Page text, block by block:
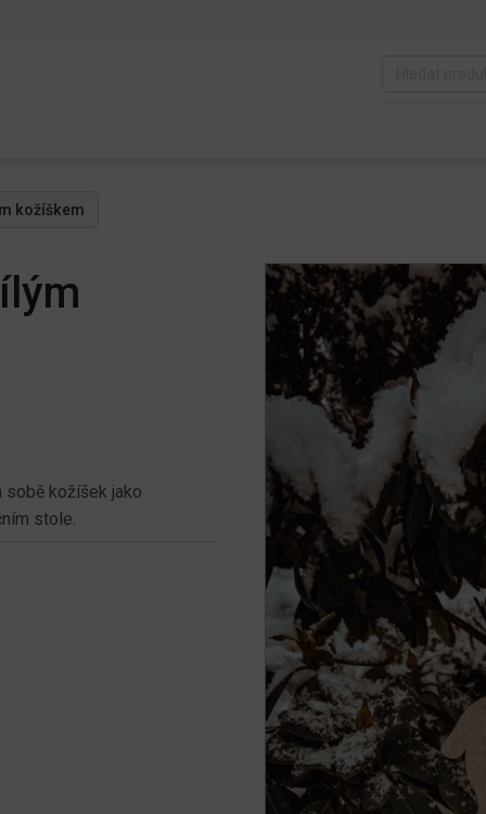
kožíškem
kožíšek jako
stole.